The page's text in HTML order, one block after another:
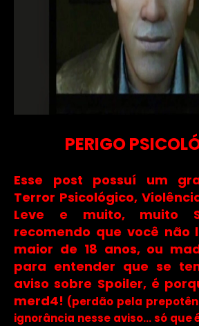
PERIGO
Esse post possuí um
Terror Psicológico,
Leve e muito, muito
recomendo que você não
maior de 18 anos, ou
para entender que se
aviso sobre Spoiler, é
merd4! (perdão pela
ignorância nesse aviso... só que